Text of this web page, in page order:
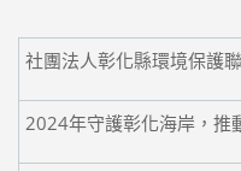
社團法人彰化縣環境保護
2024年守護彰化海岸，推